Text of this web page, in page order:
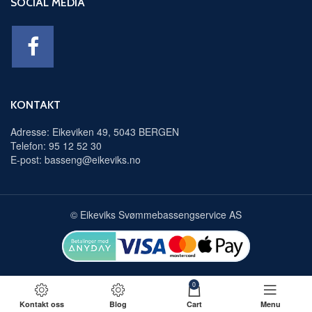
SOCIAL MEDIA
KONTAKT
Adresse: Eikeviken 49, 5043 BERGEN
Telefon: 95 12 52 30
E-post: basseng@eikeviks.no
© Eikeviks Svømmebassengservice AS
Kontakt oss Blog
0
Cart Menu